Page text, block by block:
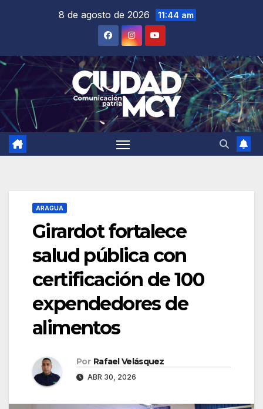
8 de agosto de 2026 11:44 am
ARAGUA
Girardot fortalece
salud pública con
certificación de 100
expendedores de
alimentos
Por Rafael Velásquez
ABR 30, 2026